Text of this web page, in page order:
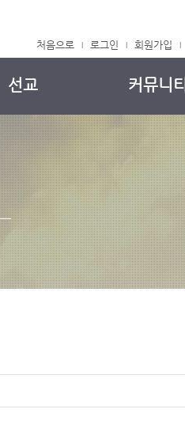
처음으로 로그인 회원가입
선교
국내 선교
해외 선교
커뮤니티
주보
교회소식
중보기도
자유게시판
정착메뉴얼